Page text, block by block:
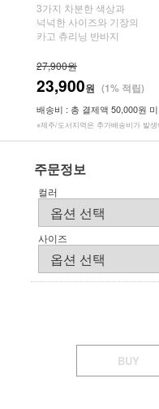
3가지 차분한 색상과
넉넉한 사이즈와 기장의
카고 츄리닝 반바지
27,900원
23,900원 (1% 적립)
배송비 : 총 결제액 50,000원
※제주/도서지역은 추가배송비가 발
주문정보
컬러
사이즈
BUY